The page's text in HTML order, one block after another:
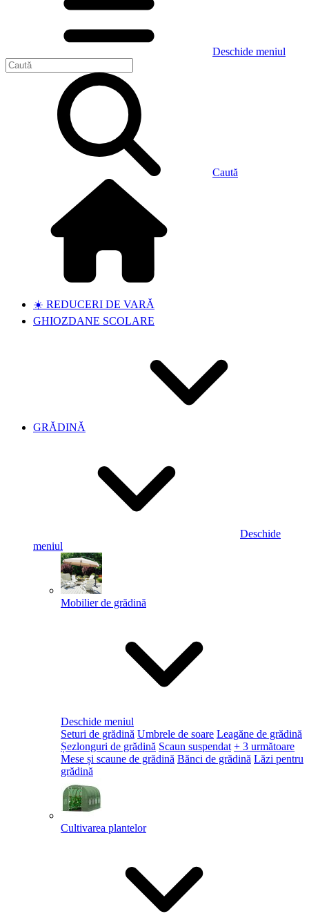
Deschide meniul
Caută
☀️ REDUCERI DE VARĂ
GHIOZDANE SCOLARE
GRĂDINĂ
Deschide
meniul
Mobilier de grădină
Deschide meniul
Seturi de grădină Umbrele de soare Leagăne de grădină
Șezlonguri de grădină Scaun suspendat + 3 următoare
Mese și scaune de grădină Bănci de grădină Lăzi pentru
grădină
Cultivarea plantelor